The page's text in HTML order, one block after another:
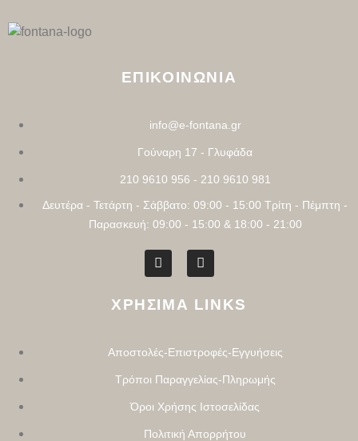
ΕΠΙΚΟΙΝΩΝΙΑ
info@e-fontana.gr
Γούναρη 17 - Γλυφάδα
210 9610 956 - 210 9610 981
Δευτέρα - Τετάρτη - Σάββατο: 09:00 - 15:00 Τρίτη - Πέμπτη -
Παρασκευή: 09:00 - 15:00 & 18:00 - 21:00
ΧΡΗΣΙΜΑ LINKS
Αποστολές-Επιστροφές-Εγγυήσεις
Τρόποι Παραγγελίας-Πληρωμής
Όροι Χρήσης Ιστοσελίδας
Πολιτική Απορρήτου